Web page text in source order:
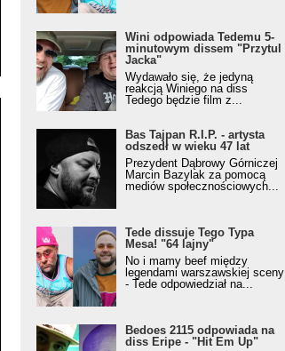
Wini odpowiada Tedemu 5-
minutowym dissem "Przytul
Jacka"
Wydawało się, że jedyną
reakcją Winiego na diss
Tedego będzie film z...
Bas Tajpan R.I.P. - artysta
odszedł w wieku 47 lat
Prezydent Dąbrowy Górniczej
Marcin Bazylak za pomocą
mediów społecznościowych...
Tede dissuje Tego Typa
Mesa! "64 lajny"
No i mamy beef między
legendami warszawskiej sceny
- Tede odpowiedział na...
Bedoes 2115 odpowiada na
diss Eripe - "Hit Em Up"